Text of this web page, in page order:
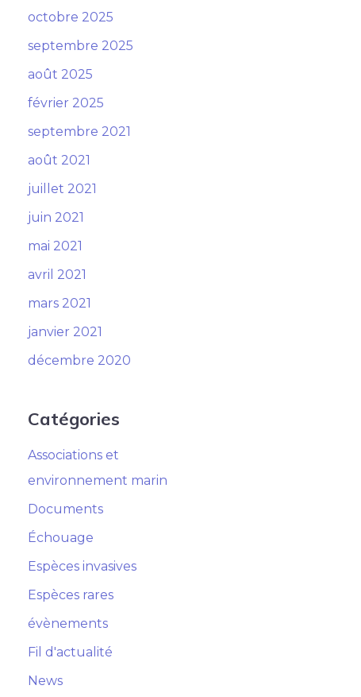
octobre 2025
septembre 2025
août 2025
février 2025
septembre 2021
août 2021
juillet 2021
juin 2021
mai 2021
avril 2021
mars 2021
janvier 2021
décembre 2020
Catégories
Associations et
environnement marin
Documents
Échouage
Espèces invasives
Espèces rares
évènements
Fil d'actualité
News